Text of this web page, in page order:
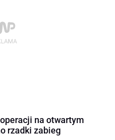
na otwartym
rzadki zabieg